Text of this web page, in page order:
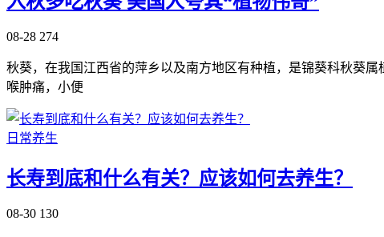
08-28 274
秋葵，在我国江西省的萍乡以及南方地区有种植，是锦葵科秋葵
喉肿痛，小便
日常养生
长寿到底和什么有关？应该如何去养生？
08-30 130